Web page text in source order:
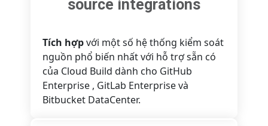
source integrations
Tích hợpvới một số hệ thống kiểm soát
nguồn phổ biến nhất với hỗ trợ sẵn có
của Cloud Build dành cho GitHub
Enterprise, GitLab Enterprisevà
Bitbucket DataCenter.